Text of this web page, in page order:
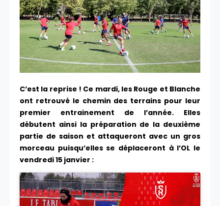
C’est la reprise ! Ce mardi, les Rouge et Blanche
ont retrouvé le chemin des terrains pour leur
premier entrainement de l’année. Elles
débutent ainsi la préparation de la deuxième
partie de saison et attaqueront avec un gros
morceau puisqu’elles se déplaceront à l’OL le
vendredi 15 janvier :